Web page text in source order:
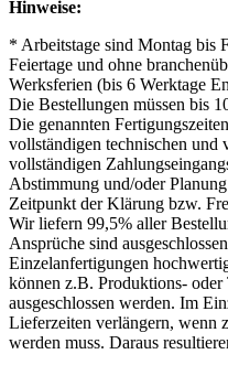
Hinweise:
* Arbeitstage sind Montag bis
Feiertage und ohne
Werksferien (bis 6 Werktage
Die Bestellungen müssen bis
Die genannten
vollständigen technischen
vollständigen
Abstimmung und/oder
Zeitpunkt der Klärung bzw.
Wir liefern 99,5% aller
Ansprüche sind
Einzelanfertigungen
können z.B. Produktions-
ausgeschlossen werden. Im
Lieferzeiten verlängern, wenn
werden muss. Daraus